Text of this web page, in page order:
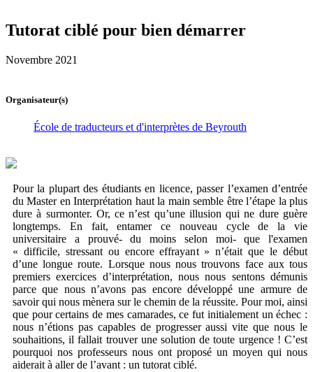
Tutorat ciblé pour bien démarrer
Novembre 2021
Organisateur(s)
École de traducteurs et d'interprètes de Beyrouth
Pour la plupart des étudiants en licence, passer l’examen d’entrée
du Master en Interprétation haut la main semble être l’étape la plus
dure à surmonter. Or, ce n’est qu’une illusion qui ne dure guère
longtemps. En fait, entamer ce nouveau cycle de la vie
universitaire a prouvé- du moins selon moi- que l'examen
« difficile, stressant ou encore effrayant » n’était que le début
d’une longue route. Lorsque nous nous trouvons face aux tous
premiers exercices d’interprétation, nous nous sentons démunis
parce que nous n’avons pas encore développé une armure de
savoir qui nous mènera sur le chemin de la réussite. Pour moi, ainsi
que pour certains de mes camarades, ce fut initialement un échec :
nous n’étions pas capables de progresser aussi vite que nous le
souhaitions, il fallait trouver une solution de toute urgence ! C’est
pourquoi nos professeurs nous ont proposé un moyen qui nous
aiderait à aller de l’avant : un tutorat ciblé.